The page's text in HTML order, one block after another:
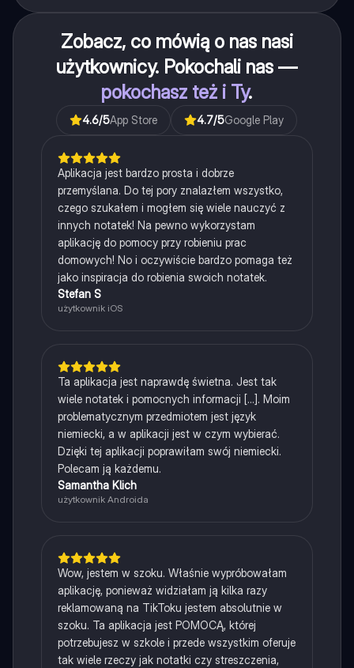
Zobacz, co mówią o nas nasi
użytkownicy. Pokochali nas —
pokochasz też i Ty.
4.6/5App Store 4.7/5Google Play
Aplikacja jest bardzo prosta i dobrze
przemyślana. Do tej pory znalazłem wszystko,
czego szukałem i mogłem się wiele nauczyć z
innych notatek! Na pewno wykorzystam
aplikację do pomocy przy robieniu prac
domowych! No i oczywiście bardzo pomaga też
jako inspiracja do robienia swoich notatek.
Stefan S
użytkownik iOS
Ta aplikacja jest naprawdę świetna. Jest tak
wiele notatek i pomocnych informacji [...]. Moim
problematycznym przedmiotem jest język
niemiecki, a w aplikacji jest w czym wybierać.
Dzięki tej aplikacji poprawiłam swój niemiecki.
Polecam ją każdemu.
Samantha Klich
użytkownik Androida
Wow, jestem w szoku. Właśnie wypróbowałam
aplikację, ponieważ widziałam ją kilka razy
reklamowaną na TikToku jestem absolutnie w
szoku. Ta aplikacja jest POMOCĄ, której
potrzebujesz w szkole i przede wszystkim oferuje
tak wiele rzeczy jak notatki czy streszczenia,